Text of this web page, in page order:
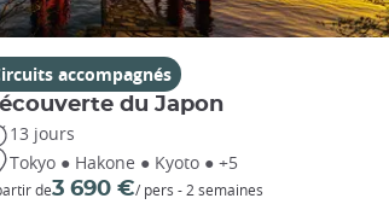
accompagnés
du Japon
13 jours
Tokyo ● Hakone ● Kyoto ● +5
de3 690 €/ pers - 2 semaines